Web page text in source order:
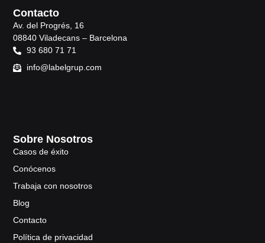
Sobre Nosotros
Casos de éxito
Conócenos
Trabaja con nosotros
Blog
Contacto
Política de privacidad
Contacto
Av. del Progrés, 16
08840 Viladecans – Barcelona
93 680 71 71
info@labelgrup.com